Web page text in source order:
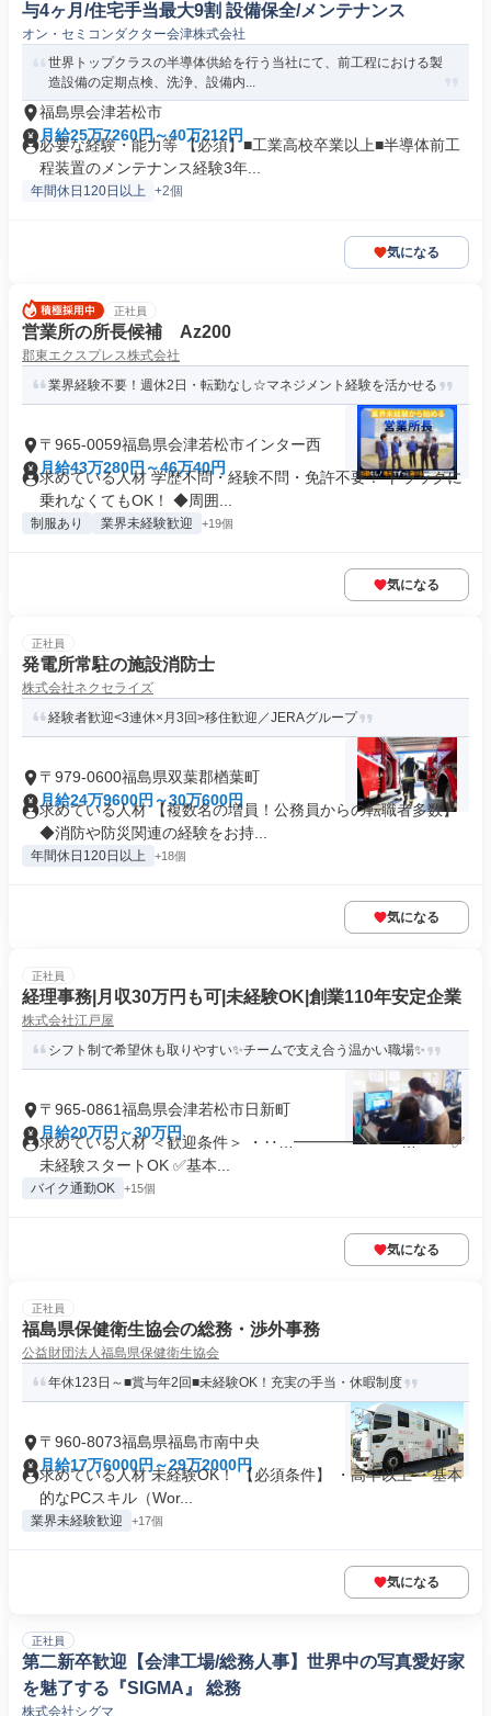
与4ヶ月/住宅手当最大9割 設備保全/メンテナンス
オン・セミコンダクター会津株式会社
世界トップクラスの半導体供給を行う当社にて、前工程における製
造設備の定期点検、洗浄、設備内...
福島県会津若松市
月給25万7260円～40万212円
必要な経験・能力等 【必須】■工業高校卒業以上■半導体前工
程装置のメンテナンス経験3年...
年間休日120日以上 +2個
気になる
正社員
営業所の所長候補 Az200
郡東エクスプレス株式会社
業界経験不要！週休2日・転勤なし☆マネジメント経験を活かせる
〒965-0059福島県会津若松市インター西
月給43万280円～46万40円
求めている人材 学歴不問・経験不問・免許不要！ トラックに
乗れなくてもOK！ ◆周囲...
制服あり 業界未経験歓迎 +19個
気になる
正社員
発電所常駐の施設消防士
株式会社ネクセライズ
経験者歓迎<3連休×月3回>移住歓迎／JERAグループ
〒979-0600福島県双葉郡楢葉町
月給24万9600円～30万600円
求めている人材 【複数名の増員！公務員からの転職者多数】
◆消防や防災関連の経験をお持...
年間休日120日以上 +18個
気になる
正社員
経理事務|月収30万円も可|未経験OK|創業110年安定企業
株式会社江戸屋
シフト制で希望休も取りやすい✨チームで支え合う温かい職場✨
〒965-0861福島県会津若松市日新町
月給20万円～30万円
求めている人材 ＜歓迎条件＞ ・‥…━━━━━━━…‥・ ✅
未経験スタートOK ✅基本...
バイク通勤OK +15個
気になる
正社員
福島県保健衛生協会の総務・渉外事務
公益財団法人福島県保健衛生協会
年休123日～■賞与年2回■未経験OK！充実の手当・休暇制度
〒960-8073福島県福島市南中央
月給17万6000円～29万2000円
求めている人材 未経験OK！ 【必須条件】 ・高卒以上 ・基本
的なPCスキル（Wor...
業界未経験歓迎 +17個
気になる
正社員
第二新卒歓迎【会津工場/総務人事】世界中の写真愛好家
を魅了する『SIGMA』 総務
株式会社シグマ